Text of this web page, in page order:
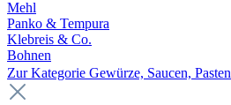
Mehl
Panko & Tempura
Klebreis & Co.
Bohnen
Zur Kategorie Gewürze, Saucen, Pasten